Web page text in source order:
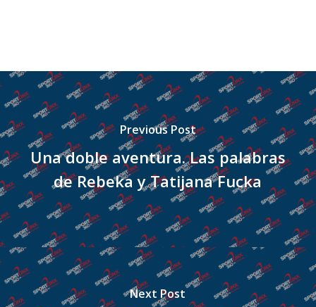
Previous Post
Una doble aventura. Las palabras
de Rebeka y Tatijana Fucka
Next Post